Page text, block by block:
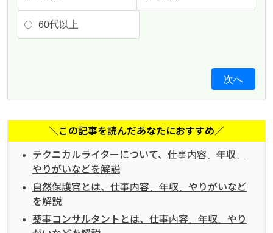
60代以上
次へ
＼この記事を読んだあなたにおすすめ／
テクニカルライターについて、仕事内容、年収、
やりがいなどを解説
自然保護官とは、仕事内容、年収、やりがいなど
を解説
薬事コンサルタントとは、仕事内容、年収、やり